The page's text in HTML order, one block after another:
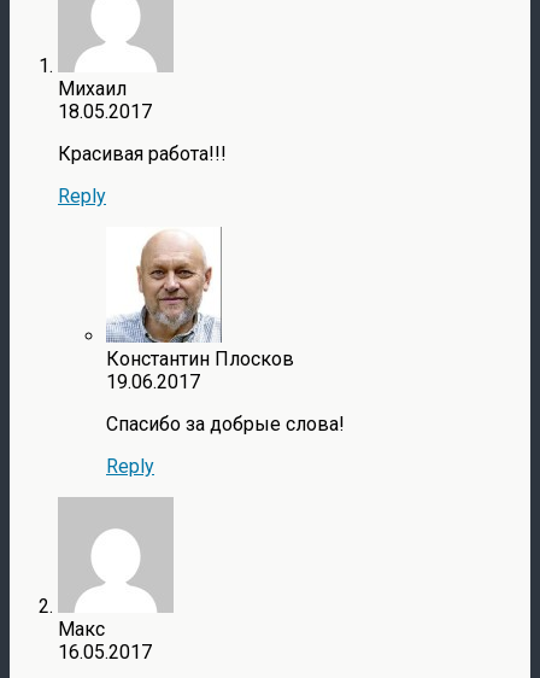
Михаил
18.05.2017
Красивая работа!!!
Reply
Константин Плосков
19.06.2017
Спасибо за добрые слова!
Reply
Макс
16.05.2017